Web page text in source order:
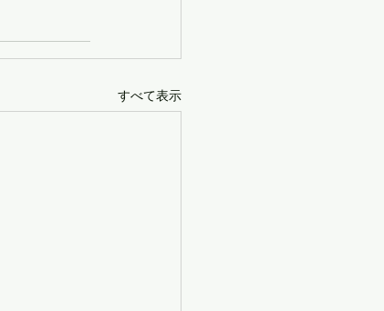
すべて表示